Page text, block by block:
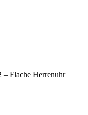
– Flache Herrenuhr